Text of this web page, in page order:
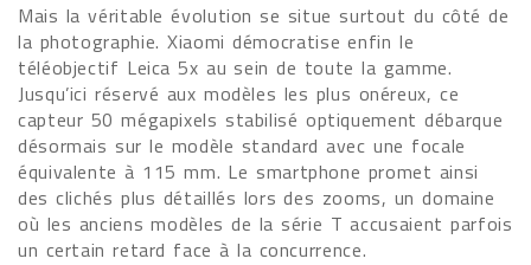
Mais la véritable évolution se situe surtout du côté de
la photographie. Xiaomi démocratise enfin le
téléobjectif Leica 5x au sein de toute la gamme.
Jusqu’ici réservé aux modèles les plus onéreux, ce
capteur 50 mégapixels stabilisé optiquement débarque
désormais sur le modèle standard avec une focale
équivalente à 115 mm. Le smartphone promet ainsi
des clichés plus détaillés lors des zooms, un domaine
où les anciens modèles de la série T accusaient parfois
un certain retard face à la concurrence.